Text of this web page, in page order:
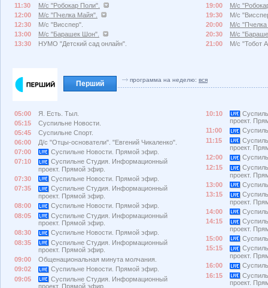
11:30
М/с "Робокар Поли".
12:00
М/с "Пчелка Майя".
12:30
М/с "Висспер".
13:00
М/с "Барашек Шон".
13:30
НУМО "Детский сад онлайн".
19:00
М/с
19:30
М/с
20:00
М/с
20:30
М/с
21:00
М/с "Тобот
Перший программа на неделю: вся
05:00
Я. Есть. Тыл.
05:15
Суспильне Новости.
05:45
Суспильне Спорт.
06:00
Д/с "Отцы-основатели". "Евгений Чикаленко".
07:00
Суспильне Новости. Прямой эфир.
07:10
Суспильне Студия. Информационный
проект. Прямой эфир.
07:30
Суспильне Новости. Прямой эфир.
07:35
Суспильне Студия. Информационный
проект. Прямой эфир.
08:00
Суспильне Новости. Прямой эфир.
08:05
Суспильне Студия. Информационный
проект. Прямой эфир.
08:30
Суспильне Новости. Прямой эфир.
08:35
Суспильне Студия. Информационный
проект. Прямой эфир.
09:00
Общенациональная минута молчания.
09:02
Суспильне Новости. Прямой эфир.
09:05
Суспильне Студия. Информационный
проект. Прямой эфир.
10:10
проект.
11:00
11:15
проект.
12:00
12:15
проект.
13:00
13:15
проект.
14:00
14:15
проект.
15:00
15:15
проект.
16:00
16:15
проект.